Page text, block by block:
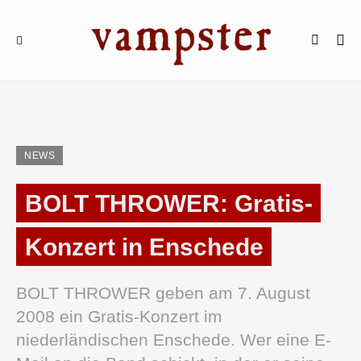
NEWS
BOLT THROWER: Gratis-
Konzert in Enschede
BOLT THROWER geben am 7. August
2008 ein Gratis-Konzert im
niederländischen Enschede. Wer eine E-